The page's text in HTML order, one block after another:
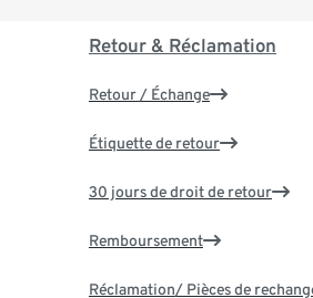
Retour & Réclamation
Retour / Échange
Étiquette de retour
30 jours de droit de retour
Remboursement
Réclamation/ Pièces de